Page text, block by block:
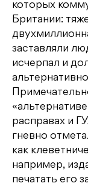
которых
Британии:
заставляли
исчерпал и
расправах и
гневно
как
например,
печатать его